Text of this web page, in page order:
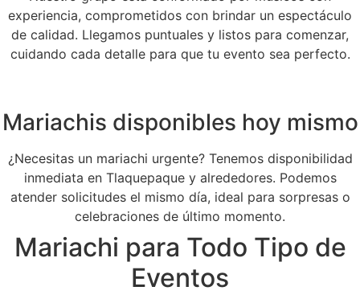
experiencia, comprometidos con brindar un espectáculo
de calidad. Llegamos puntuales y listos para comenzar,
cuidando cada detalle para que tu evento sea perfecto.
Mariachis disponibles hoy mismo
¿Necesitas un mariachi urgente? Tenemos disponibilidad
inmediata en Tlaquepaque y alrededores. Podemos
atender solicitudes el mismo día, ideal para sorpresas o
celebraciones de último momento.
Mariachi para Todo Tipo de
Eventos